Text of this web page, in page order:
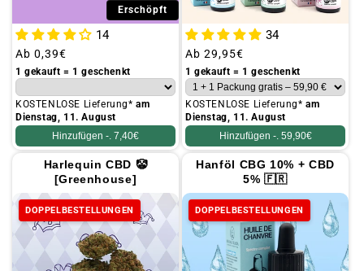
Erschöpft
14
Üblicher
Preis
Ab 0,39€
1 gekauft = 1 geschenkt
KOSTENLOSE Lieferung*am
Dienstag, 11. August
Hinzufügen -. 7,40€
34
Üblicher
Preis
Ab 29,95€
1 gekauft = 1 geschenkt
KOSTENLOSE Lieferung*am
Dienstag, 11. August
Hinzufügen -. 59,90€
Harlequin CBD 🤡
[Greenhouse]
DOPPELBESTELLUNGEN
Hanföl CBG 10% + CBD
5% 🇫🇷
DOPPELBESTELLUNGEN